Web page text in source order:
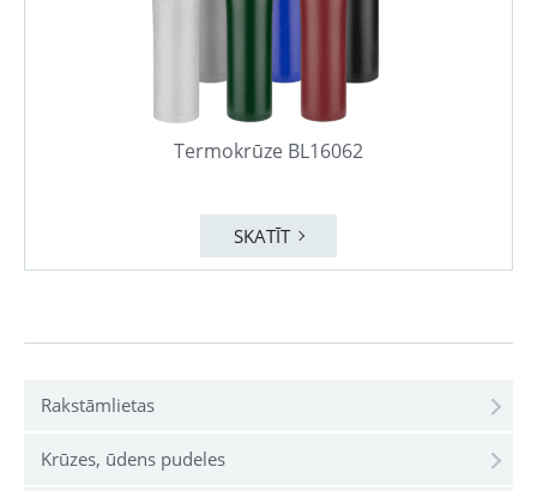
Rakstāmlietas
Krūzes, ūdens pudeles
Termokrūze BL16062
SKATĪT